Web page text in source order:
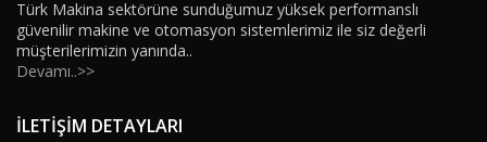
Türk Makina sektörüne sunduğumuz yüksek performanslı
güvenilir makine ve otomasyon sistemlerimiz ile siz değerli
müşterilerimizin yanında..
Devamı..>>
İLETİŞİM DETAYLARI